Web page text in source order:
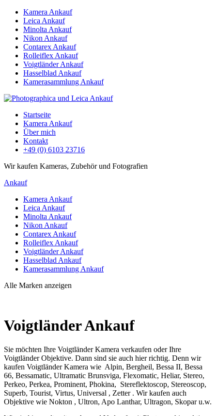
Kamera Ankauf
Leica Ankauf
Minolta Ankauf
Nikon Ankauf
Contarex Ankauf
Rolleiflex Ankauf
Voigtländer Ankauf
Hasselblad Ankauf
Kamerasammlung Ankauf
Startseite
Kamera Ankauf
Über mich
Kontakt
+49 (0) 6103 23716
Wir kaufen Kameras, Zubehör und Fotografien
Ankauf
Kamera Ankauf
Leica Ankauf
Minolta Ankauf
Nikon Ankauf
Contarex Ankauf
Rolleiflex Ankauf
Voigtländer Ankauf
Hasselblad Ankauf
Kamerasammlung Ankauf
Alle Marken anzeigen
Voigtländer Ankauf
Sie möchten Ihre Voigtländer Kamera verkaufen oder Ihre
Voigtländer Objektive. Dann sind sie auch hier richtig. Denn wir
kaufen Voigtländer Kamera wie Alpin, Bergheil, Bessa II, Bessa
66, Bessamatic, Ultramatic Brunsviga, Flexomatic, Heliar, Stereo,
Perkeo, Perkea, Prominent, Phokina, Stereflektoscop, Stereoscop,
Superb, Tourist, Virtus, Universal , Zetter . Wir kaufen auch
Objektive wie Nokton , Ultron, Apo Lanthar, Ultragon, Skopar u.w.